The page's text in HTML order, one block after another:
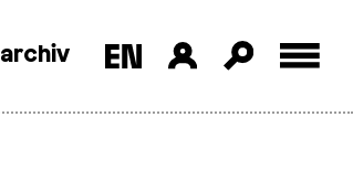
archiv